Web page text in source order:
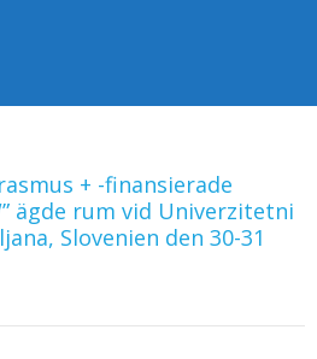
+ -finansierade
ägde rum vid Univerzitetni
Slovenien den 30-31